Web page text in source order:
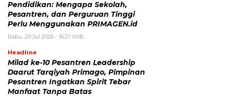
Pendidikan: Mengapa Sekolah,
Pesantren, dan Perguruan Tinggi
Perlu Menggunakan PRIMAGEN.id
Rabu, 29 Jul 2026 - 16:21 WIB
Headline
Milad ke-10 Pesantren Leadership
Daarut Tarqiyah Primago, Pimpinan
Pesantren Ingatkan Spirit Tebar
Manfaat Tanpa Batas